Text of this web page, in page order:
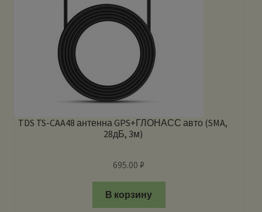
TDS TS-CAA48 антенна GPS+ГЛОНАСС авто (SMA,
28дБ, 3м)
695.00₽
В корзину